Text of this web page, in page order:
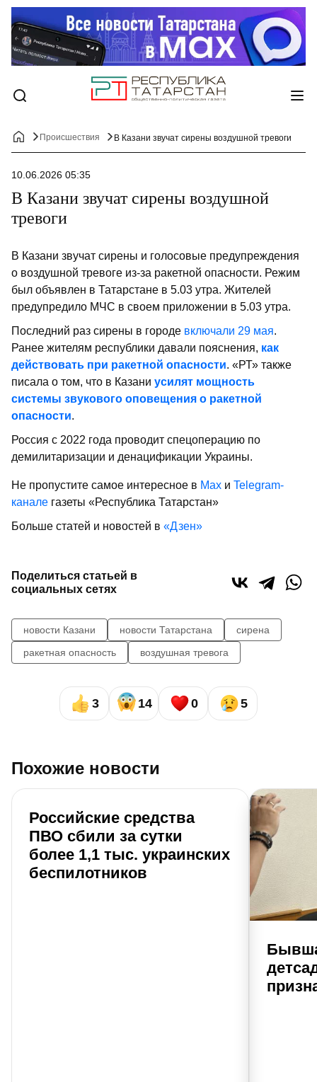
Происшествия В Казани звучат сирены воздушной тревоги
10.06.2026 05:35
В Казани звучат сирены воздушной
тревоги
В Казани звучат сирены и голосовые предупреждения
о воздушной тревоге из-за ракетной опасности. Режим
был объявлен в Татарстане в 5.03 утра. Жителей
предупредило МЧС в своем приложении в 5.03 утра.
Последний раз сирены в городе включали 29 мая.
Ранее жителям республики давали пояснения, как
действовать при ракетной опасности. «РТ» также
писала о том, что в Казани усилят мощность
системы звукового оповещения о ракетной
опасности.
Россия с 2022 года проводит спецоперацию по
демилитаризации и денацификации Украины.
Не пропустите самое интересное в Max и Telegram-
канале газеты «Республика Татарстан»
Больше статей и новостей в «Дзен»
Поделиться статьей в
социальных сетях
новости Казани новости Татарстана
сирена
ракетная опасность
воздушная тревога
3 14 0 5
Похожие новости
Российские средства
ПВО сбили за сутки
более 1,1 тыс. украинских
беспилотников